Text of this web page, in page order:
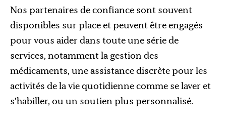
Nos partenaires de confiance sont souvent
disponibles sur place et peuvent être engagés
pour vous aider dans toute une série de
services, notamment la gestion des
médicaments, une assistance discrète pour les
activités de la vie quotidienne comme se laver et
s'habiller, ou un soutien plus personnalisé.